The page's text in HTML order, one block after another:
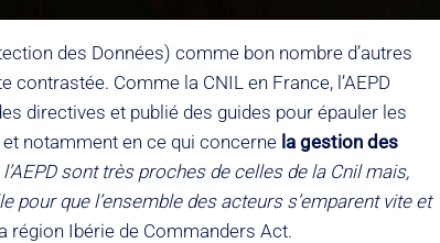
des Données) comme bon nombre d’autres
contrastée. Comme la CNIL en France, l’AEPD
directives et publié des guides pour épauler les
notamment en ce qui concerne la gestion des
sont très proches de celles de la Cnil mais,
que l’ensemble des acteurs s’emparent vite et
région Ibérie de Commanders Act.